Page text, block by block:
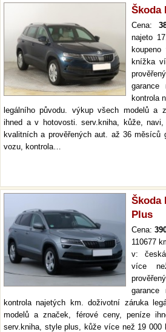
Škoda
Cena:
najeto
knížka
garance
kontrola
legálního původu. výkup všech modelů a
ihned a v hotovosti. serv.kniha, kůže,
kvalitních a prověřených aut. až 36 měsíců
vozu, kontrola…
Škoda
Plus
Cena:
110677
v:
více
garance
kontrola najetých km. doživotní záruka
modelů a značek, férové ceny, peníze
serv.kniha, style plus, kůže více než 19 000